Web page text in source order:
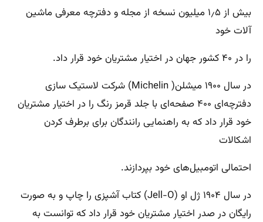
بیش از ۱٫۵ میلیون نسخه از مجله و دفترچه معرفی ماشین
آلات خود
را در ۴۰ کشور جهان در اختیار مشتریان خود قرار داد.
در سال ۱۹۰۰ میشلن( Michelin) شرکت لاستیک سازی
دفترچه‌ای ۴۰۰ صفحه‌ای با جلد قرمز رنگ را در اختیار مشتریان
خود قرار داد که به راهنمایی رانندگان برای برطرف کردن
اشکالات
احتمالی اتومبیل‌های خود بپردازند.
در سال ۱۹۰۴ ژل او (Jell-O) کتاب آشپزی را چاپ و به صورت
رایگان در صدر اختیار مشتریان خود قرار داد که توانست به